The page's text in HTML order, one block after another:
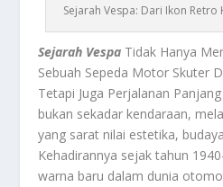
Sejarah Vespa: Dari Ikon
Sejarah Vespa Tidak Hanya
Sebuah Sepeda Motor Skuter
Tetapi Juga Perjalanan
bukan sekadar kendaraan,
yang sarat nilai estetika,
Kehadirannya sejak tahun
warna baru dalam dunia